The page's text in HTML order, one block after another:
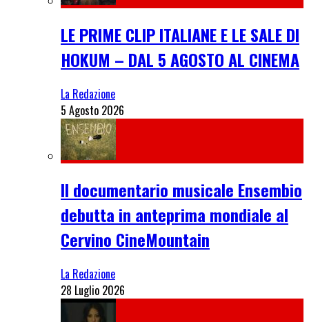
LE PRIME CLIP ITALIANE E LE SALE DI
HOKUM – DAL 5 AGOSTO AL CINEMA
La Redazione
5 Agosto 2026
Il documentario musicale Ensembio
debutta in anteprima mondiale al
Cervino CineMountain
La Redazione
28 Luglio 2026